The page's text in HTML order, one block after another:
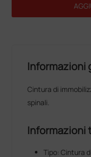
Informazioni
Cintura di
spinali.
Informazioni
Tipo: Cintura